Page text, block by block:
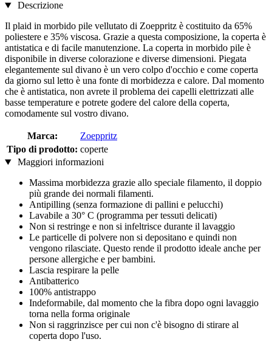
Descrizione
Il plaid in morbido pile vellutato di Zoeppritz è costituito da 65%
poliestere e 35% viscosa. Grazie a questa composizione, la coperta è
antistatica e di facile manutenzione. La coperta in morbido pile è
disponibile in diverse colorazione e diverse dimensioni. Piegata
elegantemente sul divano è un vero colpo d'occhio e come coperta
da giorno sul letto è una fonte di morbidezza e calore. Dal momento
che è antistatica, non avrete il problema dei capelli elettrizzati alle
basse temperature e potrete godere del calore della coperta,
comodamente sul vostro divano.
Marca:
Zoeppritz
Tipo di prodotto: coperte
Maggiori informazioni
Massima morbidezza grazie allo speciale filamento, il doppio
più grande dei normali filamenti.
Antipilling (senza formazione di pallini e pelucchi)
Lavabile a 30° C (programma per tessuti delicati)
Non si restringe e non si infeltrisce durante il lavaggio
Le particelle di polvere non si depositano e quindi non
vengono rilasciate. Questo rende il prodotto ideale anche per
persone allergiche e per bambini.
Lascia respirare la pelle
Antibatterico
100% antistrappo
Indeformabile, dal momento che la fibra dopo ogni lavaggio
torna nella forma originale
Non si raggrinzisce per cui non c'è bisogno di stirare al
coperta dopo l'uso.